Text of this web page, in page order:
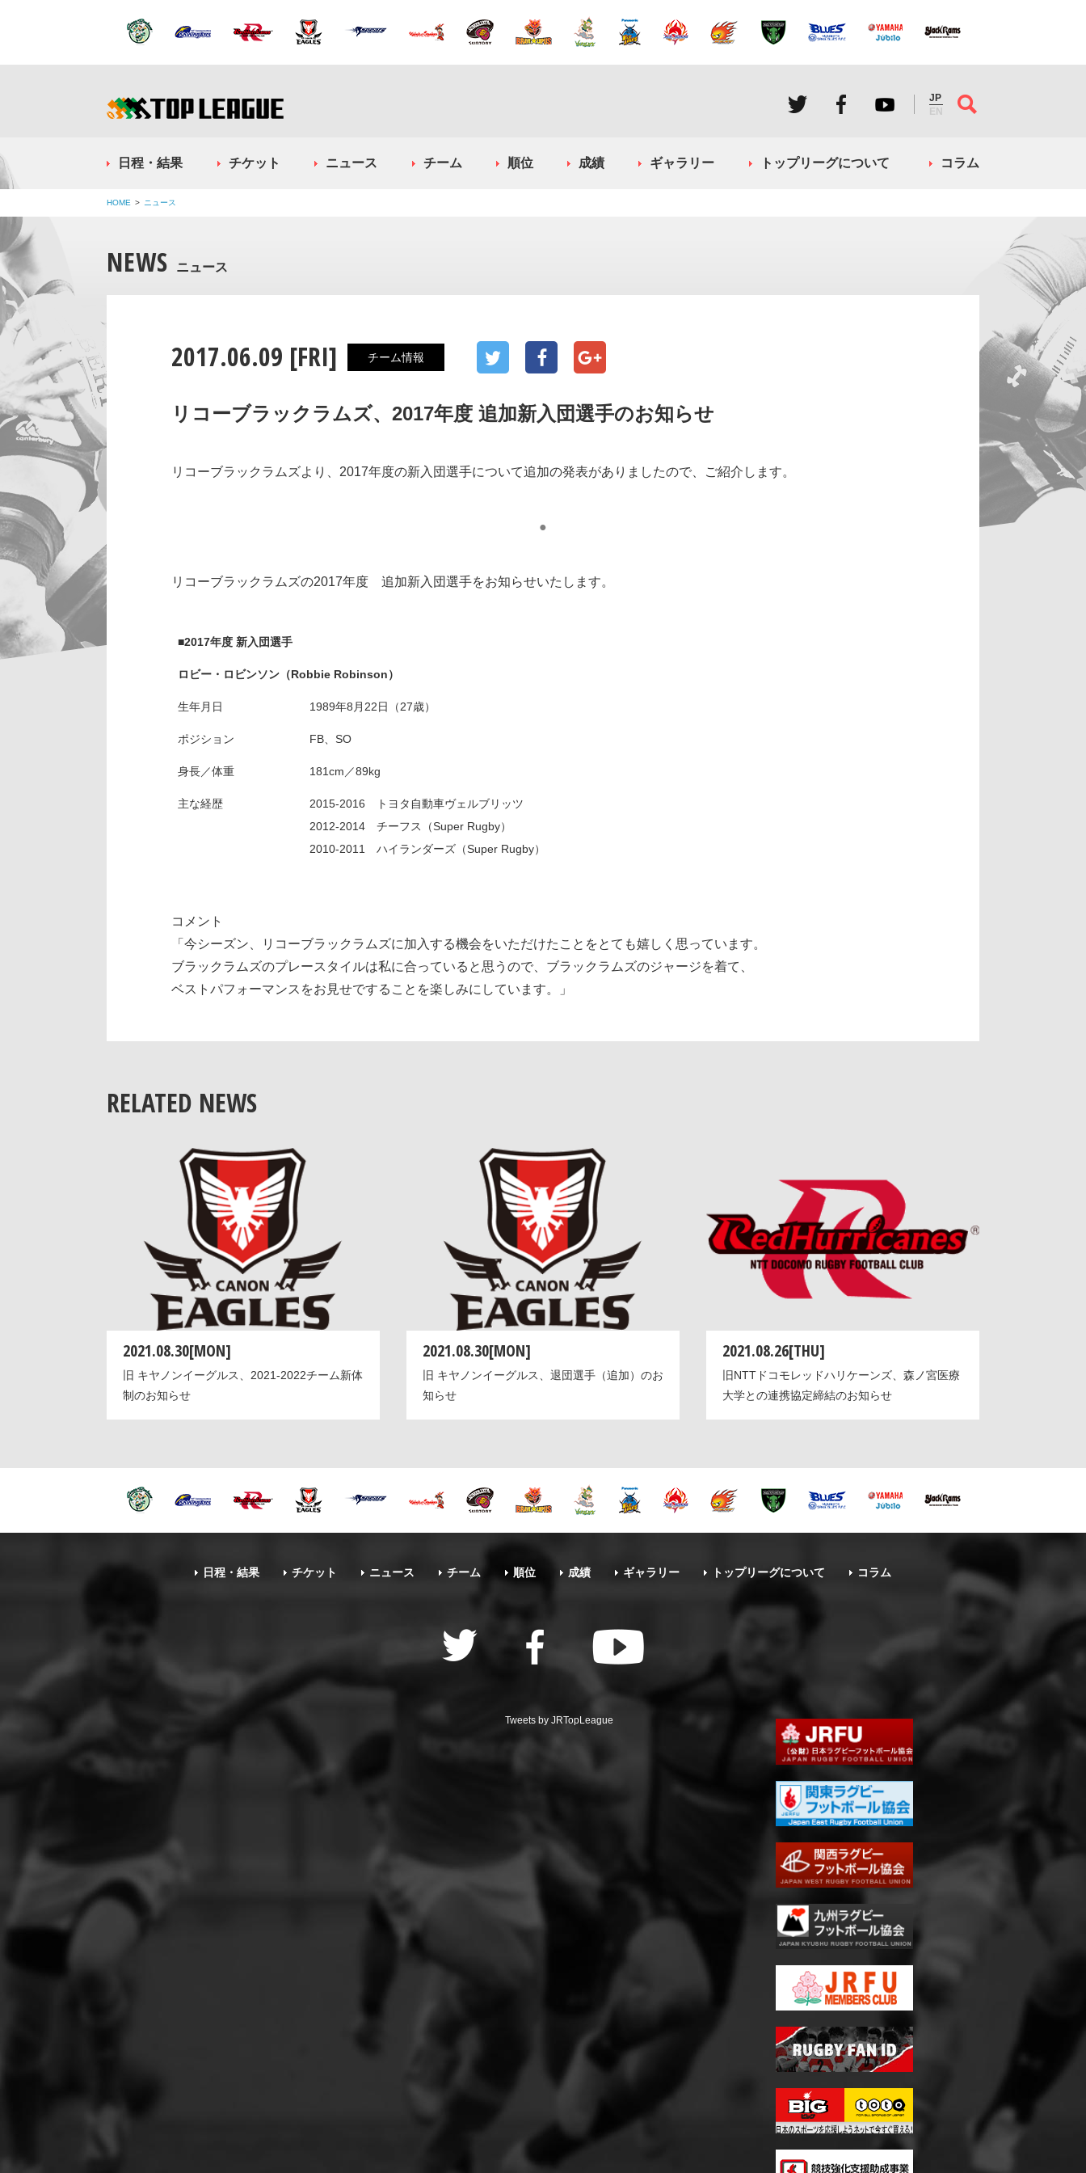
JP
EN
日程・結果 チケット ニュース チーム 順位 成績 ギャラリー トップリーグについて コラム
HOME ニュース
NEWS ニュース
2017.06.09 [FRI] チーム情報
リコーブラックラムズ、2017年度 追加新入団選手のお知らせ
リコーブラックラムズより、2017年度の新入団選手について追加の発表がありましたので、ご紹介します。
●
リコーブラックラムズの2017年度 追加新入団選手をお知らせいたします。
■2017年度 新入団選手
ロビー・ロビンソン（Robbie Robinson）
生年月日 1989年8月22日（27歳）
ポジション FB、SO
身長／体重 181cm／89kg
主な経歴
2015-2016 トヨタ自動車ヴェルブリッツ
2012-2014 チーフス（Super Rugby）
2010-2011 ハイランダーズ（Super Rugby）
コメント
「今シーズン、リコーブラックラムズに加入する機会をいただけたことをとても嬉しく思っています。
ブラックラムズのプレースタイルは私に合っていると思うので、ブラックラムズのジャージを着て、
ベストパフォーマンスをお見せですることを楽しみにしています。」
RELATED NEWS
2021.08.30[MON]
旧 キヤノンイーグルス、2021-2022チーム新体
制のお知らせ
2021.08.30[MON]
旧 キヤノンイーグルス、退団選手（追加）のお
知らせ
2021.08.26[THU]
旧NTTドコモレッドハリケーンズ、森ノ宮医療
大学との連携協定締結のお知らせ
日程・結果 チケット ニュース チーム 順位 成績 ギャラリー トップリーグについて コラム
Tweets by JRTopLeague